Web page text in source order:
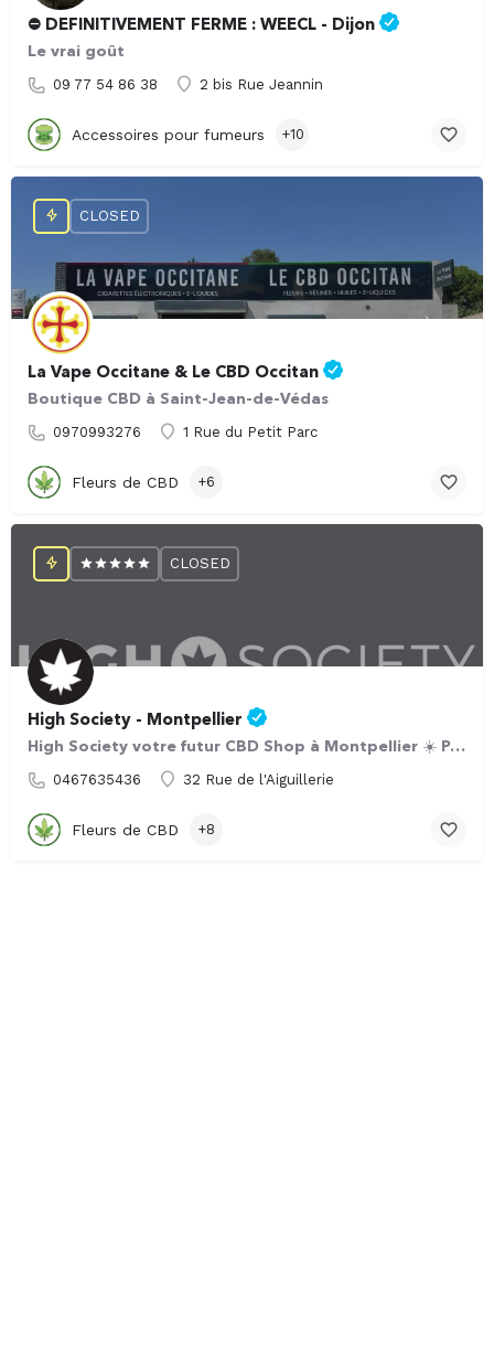
⛔️ DEFINITIVEMENT FERME : WEECL - Dijon
Le vrai goût
09 77 54 86 38 2 bis Rue Jeannin
Accessoires pour fumeurs +10
La Vape Occitane & Le CBD Occitan
Boutique CBD à Saint-Jean-de-Védas
0970993276 1 Rue du Petit Parc
CLOSED
Fleurs de CBD +6
High Society - Montpellier
High Society votre futur CBD Shop à Montpellier ☀️ Près de 200 villes françaises ont la chance de compter…
0467635436 32 Rue de l'Aiguillerie
CLOSED
Fleurs de CBD +8